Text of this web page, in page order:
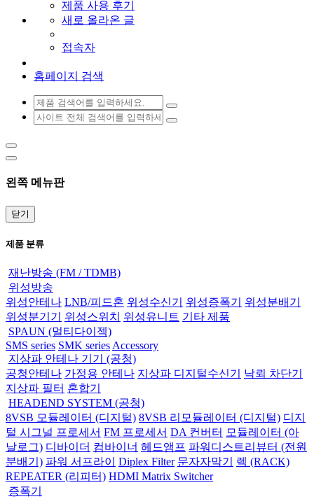
제품 사용 후기
새로 올라온 글
접속자
홈페이지 검색
왼쪽 메뉴판
닫기
제품 분류
재난방송 (FM / TDMB)
위성방송
위성안테나 LNB/피드혼 위성수신기 위성증폭기
위성분배기
위성분기기
위성스위치 위성유니트 기타 제품
SPAUN (멀티다이젝)
SMS series SMK series Accessory
지상파 안테나 기기 (공청)
공청안테나 가정용 안테나 지상파 디지털수신기
낙뢰 차단기
지상파 필터 혼합기
HEADEND SYSTEM (공청)
8VSB 모듈레이터 (디지털) 8VSB 리모듈레이터 (디지털) 디지
털 시그널 프로세서 FM 프로세서 DA 컨버터 모듈레이터 (아
날로그) 디바이더 컴바이너 헤드앰프 파워디스트리뷰터 (전원
분배기) 파워 서프라이 Diplex Filter 문자자막기
렉 (RACK)
REPEATER (리피터) HDMI Matrix Switcher
증폭기